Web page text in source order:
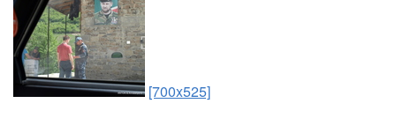
[700x525]